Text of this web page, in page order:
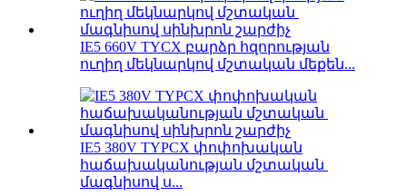
IE5 660V TYCX բարձր հզորության
ուղիղ մեկնարկով մշտական ​​​​մեքեն...
IE5 380V TYPCX փոփոխական
հաճախականության մշտական ​​
մագնիսով ս...